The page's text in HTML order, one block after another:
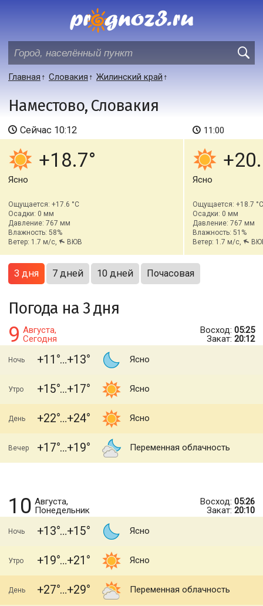
Главная Словакия Жилинский край
Наместово, Словакия
Сейчас 10:12
+18.7
Ясно
Ощущается: +17.6 °C
Осадки: 0 мм
Давление: 767 мм
Влажность: 58%
Ветер: 1.7 м/с,
ВЮВ
11:00
Ясно
Ощущается: +18.7 °C
Осадки: 0 мм
Давление: 767 мм
Влажность: 51%
Ветер: 1.7 м/с,
3 дня 7 дней 10 дней Почасовая
Погода на 3 дня
9 Августа,
Сегодня
Восход: 05:25
Закат: 20:12
Ночь +11 +13 Ясно
Утро +15 +17 Ясно
День +22 +24 Ясно
Вечер +17 +19 Переменная облачность
10 Августа,
Понедельник
Восход: 05:26
Закат: 20:10
Ночь +13 +15 Ясно
Утро +19 +21 Ясно
День +27 +29 Переменная облачность